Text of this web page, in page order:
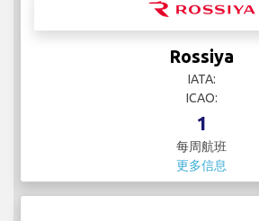
Rossiya
IATA:
ICAO:
1
每周航班
更多信息